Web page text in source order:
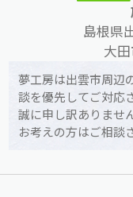
島根県
大
夢工房は出雲市周辺
談を優先してご対応
誠に申し訳ありませ
お考えの方はご相談